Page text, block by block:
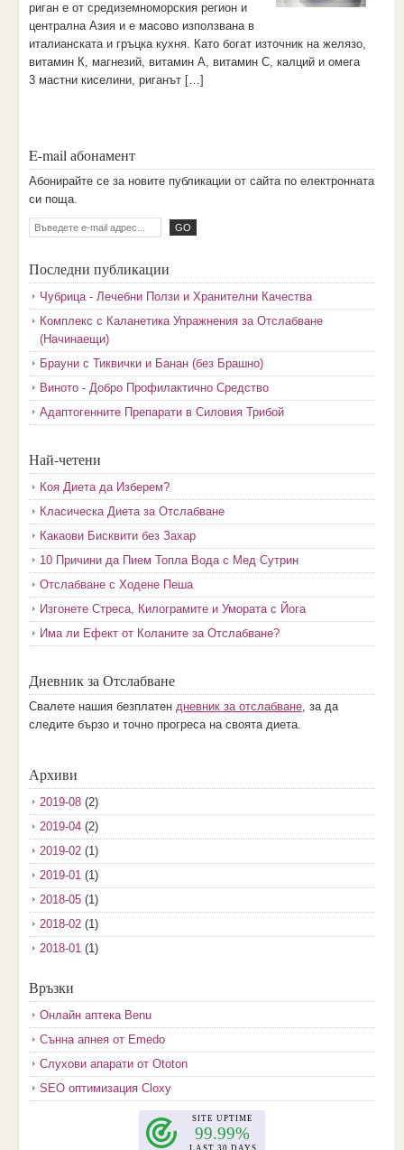
риган е от средиземноморския регион и
централна Азия и е масово използвана в
италианската и гръцка кухня. Като богат източник на желязо,
витамин К, магнезий, витамин А, витамин C, калций и омега
3 мастни киселини, риганът […]
E-mail абонамент
Aбoниpaйтe ce зa нoвитe пyбликaции oт caйтa пo eлeктpoннaтa
cи пoщa.
Последни публикации
Чубрица - Лечебни Ползи и Хранителни Качества
Комплекс с Каланетика Упражнения за Отслабване
(Начинаещи)
Брауни с Тиквички и Банан (без Брашно)
Виното - Добро Профилактично Средство
Адаптогенните Препарати в Силовия Трибой
Най-четени
Коя Диета да Изберем?
Класическа Диета за Отслабване
Какаови Бисквити без Захар
10 Причини да Пием Топла Вода с Мед Сутрин
Отслабване с Ходене Пеша
Изгонете Стреса, Килограмите и Умората с Йога
Има ли Ефект от Коланите за Отслабване?
Дневник за Отслабване
Свалете нашия безплатен дневник за отслабване, за да
следите бързо и точно прогреса на своята диета.
Архиви
2019-08(2)
2019-04(2)
2019-02(1)
2019-01(1)
2018-05(1)
2018-02(1)
2018-01(1)
2017-11
2017-10(3)
2017-08(3)
2017-07(1)
2017-06(2)
Връзки
Онлайн аптека Benu
Сънна апнея от Emedo
Слухови апарати от Ototon
SEO оптимизация Cloxy